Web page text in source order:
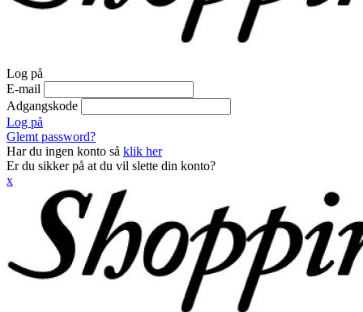
Log på
E-mail
Adgangskode
Log på
Glemt password?
Har du ingen konto så klik her
Er du sikker på at du vil slette din konto?
x